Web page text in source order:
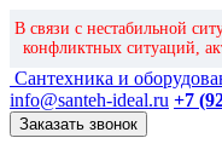
В связи с нестабильной
конфликтных ситуаций,
Сантехника и
info@santeh-ideal.ru +7
Заказать звонок